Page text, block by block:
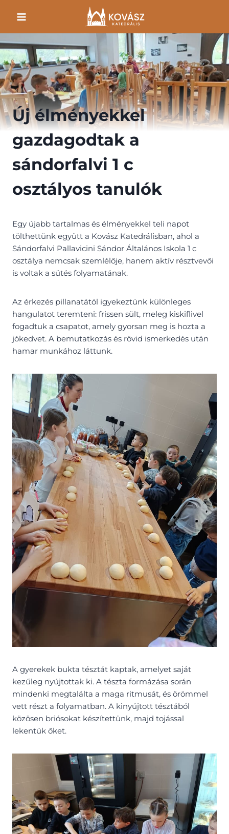
Új élményekkel
gazdagodtak a
sándorfalvi 1 c
osztályos tanulók
Egy újabb tartalmas és élményekkel teli napot
tölthettünk együtt a Kovász Katedrálisban, ahol a
Sándorfalvi Pallavicini Sándor Általános Iskola 1 c
osztálya nemcsak szemlélője, hanem aktív résztvevői
is voltak a sütés folyamatának.
Az érkezés pillanatától igyekeztünk különleges
hangulatot teremteni: frissen sült, meleg kiskiflivel
fogadtuk a csapatot, amely gyorsan meg is hozta a
jókedvet. A bemutatkozás és rövid ismerkedés után
hamar munkához láttunk.
A gyerekek bukta tésztát kaptak, amelyet saját
kezűleg nyújtottak ki. A tészta formázása során
mindenki megtalálta a maga ritmusát, és örömmel
vett részt a folyamatban. A kinyújtott tésztából
közösen briósokat készítettünk, majd tojással
lekentük őket.